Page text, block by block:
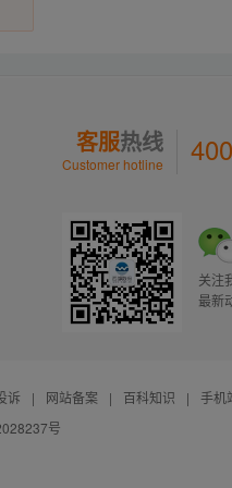
客服热线
Customer hotline
关注
最新
诉 | 网站备案 | 百科知识 |
手机
号